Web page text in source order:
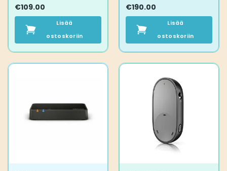
€109.00
Lisää
ostoskoriin
€190.00
Lisää
ostoskoriin